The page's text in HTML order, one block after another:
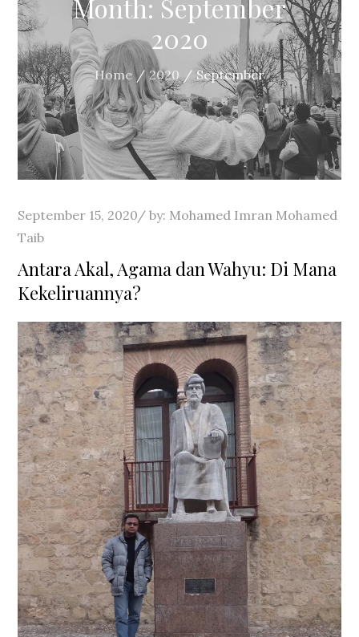
Month: September
2020
Home 2020 September
Posted
on
September 15, 2020 by: Mohamed Imran Mohamed
Taib
Antara Akal, Agama dan Wahyu: Di Mana
Kekeliruannya?